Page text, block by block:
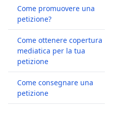
Come promuovere una
petizione?
Come ottenere copertura
mediatica per la tua
petizione
Come consegnare una
petizione